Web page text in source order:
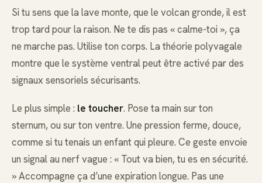
Si tu sens que la lave monte, que le volcan gronde, il est
trop tard pour la raison. Ne te dis pas « calme-toi », ça
ne marche pas. Utilise ton corps. La théorie polyvagale
montre que le système ventral peut être activé par des
signaux sensoriels sécurisants.
Le plus simple : le toucher. Pose ta main sur ton
sternum, ou sur ton ventre. Une pression ferme, douce,
comme si tu tenais un enfant qui pleure. Ce geste envoie
un signal au nerf vague : « Tout va bien, tu es en sécurité.
» Accompagne ça d’une expiration longue. Pas une